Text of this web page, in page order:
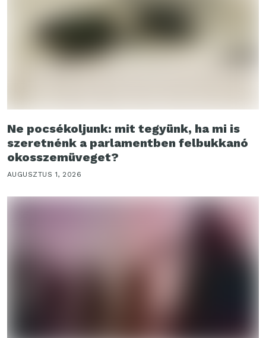
Ne pocsékoljunk: mit tegyünk, ha mi is
szeretnénk a parlamentben felbukkanó
okosszemüveget?
AUGUSZTUS 1, 2026